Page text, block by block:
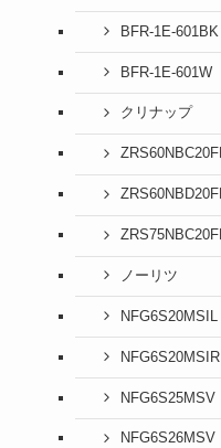
BFR-1E-601BK
BFR-1E-601W
クリナップ
ノーリツ
NFG6S20MSIL
NFG6S20MSIR
NFG6S25MSV
NFG6S26MSV